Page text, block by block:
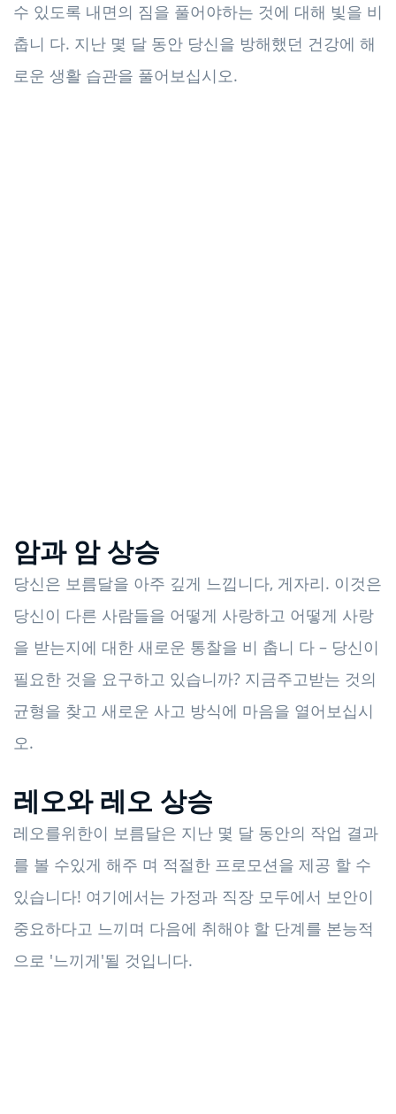
수 있도록 내면의 짐을 풀어야하는 것에 대해 빛을 비
춥니 다. 지난 몇 달 동안 당신을 방해했던 건강에 해
로운 생활 습관을 풀어보십시오.
암과 암 상승
당신은 보름달을 아주 깊게 느낍니다, 게자리. 이것은
당신이 다른 사람들을 어떻게 사랑하고 어떻게 사랑
을 받는지에 대한 새로운 통찰을 비 춥니 다 – 당신이
필요한 것을 요구하고 있습니까? 지금주고받는 것의
균형을 찾고 새로운 사고 방식에 마음을 열어보십시
오.
레오와 레오 상승
레오를위한이 보름달은 지난 몇 달 동안의 작업 결과
를 볼 수있게 해주 며 적절한 프로모션을 제공 할 수
있습니다! 여기에서는 가정과 직장 모두에서 보안이
중요하다고 느끼며 다음에 취해야 할 단계를 본능적
으로 '느끼게'될 것입니다.